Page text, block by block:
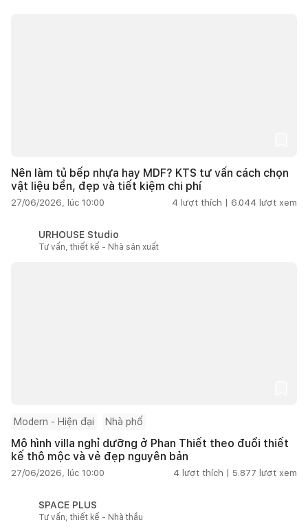
Nên làm tủ bếp nhựa hay MDF? KTS tư vấn cách chọn
vật liệu bền, đẹp và tiết kiệm chi phí
27/06/2026, lúc 10:00 4 lượt thích | 6.044 lượt xem
URHOUSE Studio
Tư vấn, thiết kế - Nhà sản xuất
Modern - Hiện đại Nhà phố
Mô hình villa nghỉ dưỡng ở Phan Thiết theo đuổi thiết
kế thô mộc và vẻ đẹp nguyên bản
27/06/2026, lúc 10:00 4 lượt thích | 5.877 lượt xem
SPACE PLUS
Tư vấn, thiết kế - Nhà thầu